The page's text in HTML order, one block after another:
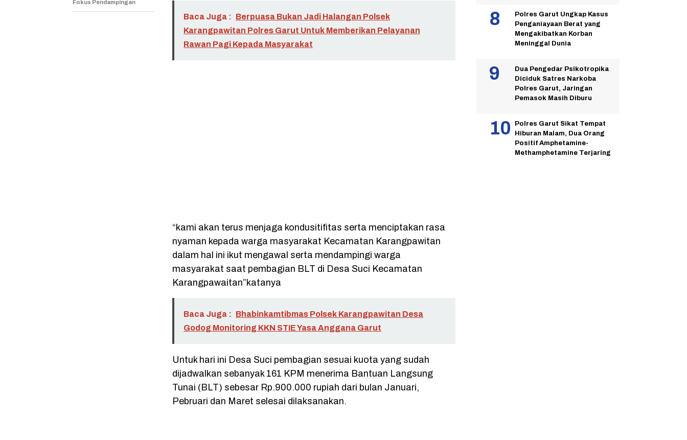
Baca Juga : Berpuasa Bukan Jadi Halangan Polsek
Karangpawitan Polres Garut Untuk Memberikan Pelayanan
Rawan Pagi Kepada Masyarakat
“kami akan terus menjaga kondusitifitas serta menciptakan rasa
nyaman kepada warga masyarakat Kecamatan Karangpawitan
dalam hal ini ikut mengawal serta mendampingi warga
masyarakat saat pembagian BLT di Desa Suci Kecamatan
Karangpawaitan”katanya
Baca Juga : Bhabinkamtibmas Polsek Karangpawitan Desa
Godog Monitoring KKN STIE Yasa Anggana Garut
Untuk hari ini Desa Suci pembagian sesuai kuota yang sudah
dijadwalkan sebanyak 161 KPM menerima Bantuan Langsung
Tunai (BLT) sebesar Rp.900.000 rupiah dari bulan Januari,
Pebruari dan Maret selesai dilaksanakan.
Fokus Pendampingan
Polres Garut Ungkap Kasus
Penganiayaan Berat yang
Mengakibatkan Korban
Meninggal Dunia
Dua Pengedar Psikotropika
Diciduk Satres Narkoba
Polres Garut, Jaringan
Pemasok Masih Diburu
Polres Garut Sikat Tempat
Hiburan Malam, Dua Orang
Positif Amphetamine-
Methamphetamine Terjaring